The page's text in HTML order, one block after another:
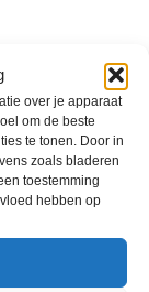
over je apparaat
om de beste
te tonen. Door in
zoals bladeren
toestemming
hebben op